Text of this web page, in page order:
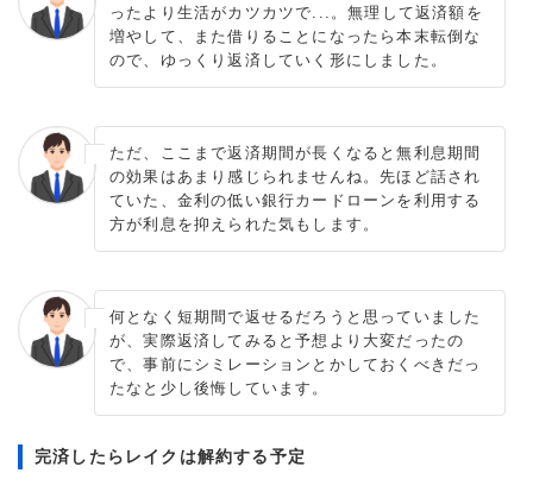
ったより生活がカツカツで...。無理して返済額を
増やして、また借りることになったら本末転倒な
ので、ゆっくり返済していく形にしました。
ただ、ここまで返済期間が長くなると無利息期間
の効果はあまり感じられませんね。先ほど話され
ていた、金利の低い銀行カードローンを利用する
方が利息を抑えられた気もします。
何となく短期間で返せるだろうと思っていました
が、実際返済してみると予想より大変だったの
で、事前にシミレーションとかしておくべきだっ
たなと少し後悔しています。
完済したらレイクは解約する予定